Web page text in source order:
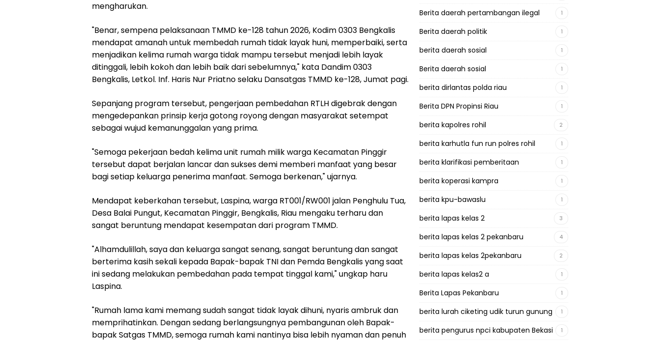
mengharukan.
"Benar, sempena pelaksanaan TMMD ke-128 tahun 2026, Kodim 0303 Bengkalis
mendapat amanah untuk membedah rumah tidak layak huni, memperbaiki, serta
menjadikan kelima rumah warga tidak mampu tersebut menjadi lebih layak
ditinggali, lebih kokoh dan lebih baik dari sebelumnya," kata Dandim 0303
Bengkalis, Letkol. Inf. Haris Nur Priatno selaku Dansatgas TMMD ke-128, Jumat pagi.
Sepanjang program tersebut, pengerjaan pembedahan RTLH digebrak dengan
mengedepankan prinsip kerja gotong royong dengan masyarakat setempat
sebagai wujud kemanunggalan yang prima.
"Semoga pekerjaan bedah kelima unit rumah milik warga Kecamatan Pinggir
tersebut dapat berjalan lancar dan sukses demi memberi manfaat yang besar
bagi setiap keluarga penerima manfaat. Semoga berkenan," ujarnya.
Mendapat keberkahan tersebut, Laspina, warga RT001/RW001 jalan Penghulu Tua,
Desa Balai Pungut, Kecamatan Pinggir, Bengkalis, Riau mengaku terharu dan
sangat beruntung mendapat kesempatan dari program TMMD.
"Alhamdulillah, saya dan keluarga sangat senang, sangat beruntung dan sangat
berterima kasih sekali kepada Bapak-bapak TNI dan Pemda Bengkalis yang saat
ini sedang melakukan pembedahan pada tempat tinggal kami," ungkap haru
Laspina.
"Rumah lama kami memang sudah sangat tidak layak dihuni, nyaris ambruk dan
memprihatinkan. Dengan sedang berlangsungnya pembangunan oleh Bapak-
bapak Satgas TMMD, semoga rumah kami nantinya bisa lebih nyaman dan penuh
Berita daerah pertambangan ilegal 1
Berita daerah politik 1
berita daerah sosial 1
Berita daerah sosial 1
berita dirlantas polda riau 1
Berita DPN Propinsi Riau 1
berita kapolres rohil 2
berita karhutla fun run polres rohil 1
berita klarifikasi pemberitaan 1
berita koperasi kampra 1
berita kpu-bawaslu 1
berita lapas kelas 2 3
berita lapas kelas 2 pekanbaru 4
berita lapas kelas 2pekanbaru 2
berita lapas kelas2 a 1
Berita Lapas Pekanbaru 1
berita lurah ciketing udik turun gunung 1
berita pengurus npci kabupaten Bekasi 1